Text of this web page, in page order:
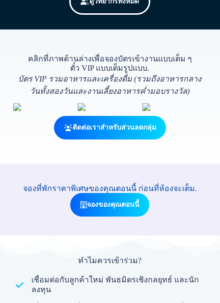
คลิกที่ภาพด้านล่างเพื่อจองบัตรเข้างานแบบเต็ม ๆ
ตั๋ว VIP แบบเต็มรูปแบบ.
บัตร VIP รวมอาหารและเครื่องดื่ม (รวมถึงอาหารกลาง
วันทั้งสองวันและงานเลี้ยงอาหารค่ำมอบรางวัล)
ติดต่อเราสำหรับส่วนลดกลุ่ม
จองที่พักราคาพิเศษของคุณตอนนี้ ก่อนที่ห้องจะเต็ม.
จองของคุณตอนนี้
ทำไมควรเข้าร่วม?
เชื่อมต่อกับลูกค้าใหม่ พันธมิตรเชิงกลยุทธ์ และนัก
ลงทุน